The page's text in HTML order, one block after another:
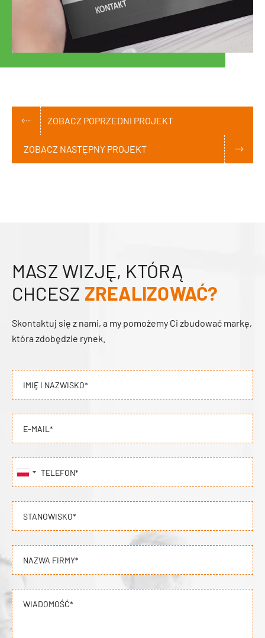
ZOBACZ POPRZEDNI PROJEKT
ZOBACZ NASTĘPNY PROJEKT
MASZ WIZJĘ, KTÓRĄ
CHCESZ ZREALIZOWAĆ?
Skontaktuj się z nami, a my pomożemy Ci zbudować markę,
która zdobędzie rynek.
IMIĘ I NAZWISKO*
E-MAIL*
TELEFON*
STANOWISKO*
NAZWA FIRMY*
WIADOMOŚĆ*